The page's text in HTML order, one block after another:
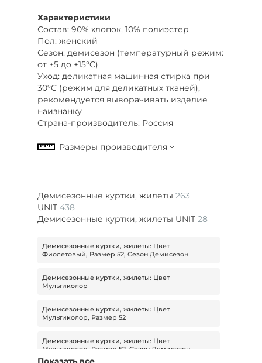
Характеристики
Состав: 90% хлопок, 10% полиэстер
Пол: женский
Сезон: демисезон (температурный режим:
от +5 до +15°C)
Уход: деликатная машинная стирка при
30°C (режим для деликатных тканей),
рекомендуется выворачивать изделие
наизнанку
Страна-производитель: Россия
Демисезонные куртки, жилеты 263
UNIT 438
Демисезонные куртки, жилеты UNIT 28
Демисезонные куртки, жилеты: Цвет
Фиолетовый, Размер 52, Сезон Демисезон
Демисезонные куртки, жилеты: Цвет
Мультиколор
Демисезонные куртки, жилеты: Цвет
Мультиколор, Размер 52
Демисезонные куртки, жилеты: Цвет
Мультиколор, Размер 52, Сезон Демисезон